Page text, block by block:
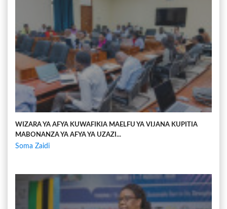
WIZARA YA AFYA KUWAFIKIA MAELFU YA VIJANA KUPITIA
MABONANZA YA AFYA YA UZAZI...
Soma Zaidi